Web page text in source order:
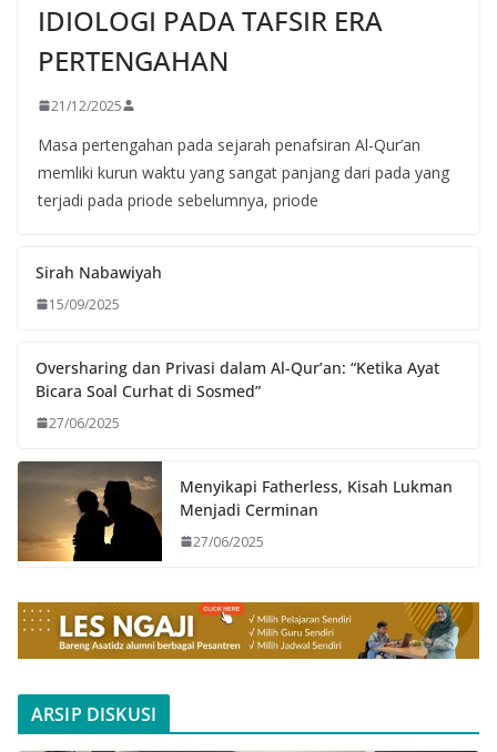
IDIOLOGI PADA TAFSIR ERA
PERTENGAHAN
21/12/2025
Masa pertengahan pada sejarah penafsiran Al-Qur’an
memliki kurun waktu yang sangat panjang dari pada yang
terjadi pada priode sebelumnya, priode
Sirah Nabawiyah
15/09/2025
Oversharing dan Privasi dalam Al-Qur’an: “Ketika Ayat
Bicara Soal Curhat di Sosmed”
27/06/2025
Menyikapi Fatherless, Kisah Lukman
Menjadi Cerminan
27/06/2025
ARSIP DISKUSI